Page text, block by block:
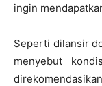
ingin
Seperti dilansir
menyebut